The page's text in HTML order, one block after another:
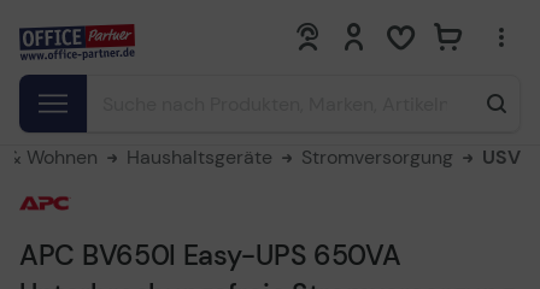
0 0
& Wohnen Haushaltsgeräte Stromversorgung USV
APC BV650I Easy-UPS 650VA